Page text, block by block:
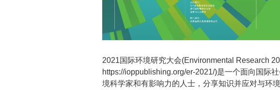
2021国际环境研究大会(Environmental Research
https://ioppublishing.org/er-2021/)是一个面向国际
境科学家和有影响力的人士，分享知识并应对与环